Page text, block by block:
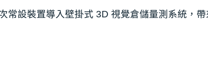
常設裝置導入壁掛式 3D 視覺倉儲量測系統，帶